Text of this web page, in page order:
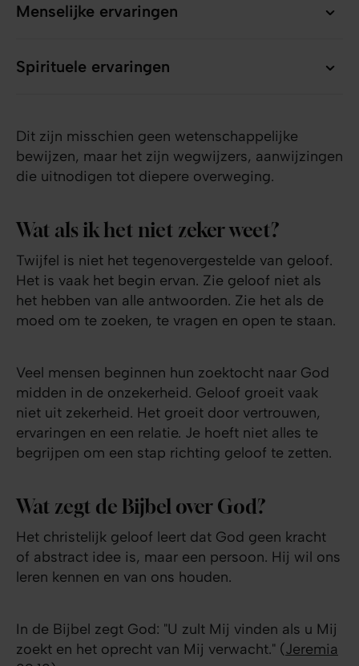
Menselijke ervaringen
Spirituele ervaringen
Menselijke ervaringen
Spirituele ervaringen
Dit zijn misschien geen wetenschappelijke
bewijzen, maar het zijn wegwijzers, aanwijzingen
die uitnodigen tot diepere overweging.
Wat als ik het niet zeker weet?
Twijfel is niet het tegenovergestelde van geloof.
Het is vaak het begin ervan. Zie geloof niet als
het hebben van alle antwoorden. Zie het als de
moed om te zoeken, te vragen en open te staan.
Veel mensen beginnen hun zoektocht naar God
midden in de onzekerheid. Geloof groeit vaak
niet uit zekerheid. Het groeit door vertrouwen,
ervaringen en een relatie. Je hoeft niet alles te
begrijpen om een stap richting geloof te zetten.
Wat zegt de Bijbel over God?
Het christelijk geloof leert dat God geen kracht
of abstract idee is, maar een persoon. Hij wil ons
leren kennen en van ons houden.
In de Bijbel zegt God: "U zult Mij vinden als u Mij
zoekt en het oprecht van Mij verwacht." (Jeremia